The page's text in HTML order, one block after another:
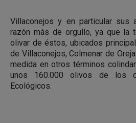
Villaconejos y en particular sus
razón más de orgullo, ya que la
olivar de éstos, ubicados
de Villaconejos, Colmenar de
medida en otros términos
unos 160.000 olivos de los
Ecológicos.